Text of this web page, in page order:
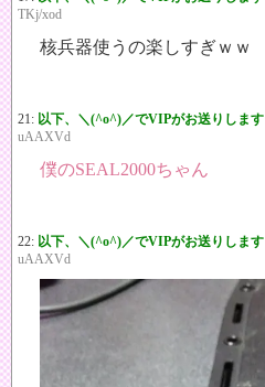
TKj/xod
核兵器使うの楽しすぎｗｗ
21: 以下、＼(^o^)／でVIPがお送りします
uAAXVd
僕のSEAL2000ちゃん
22: 以下、＼(^o^)／でVIPがお送りします
uAAXVd